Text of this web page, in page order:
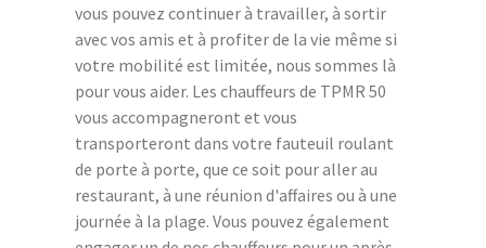
vous pouvez continuer à travailler, à sortir
avec vos amis et à profiter de la vie même si
votre mobilité est limitée, nous sommes là
pour vous aider. Les chauffeurs de TPMR 50
vous accompagneront et vous
transporteront dans votre fauteuil roulant
de porte à porte, que ce soit pour aller au
restaurant, à une réunion d'affaires ou à une
journée à la plage. Vous pouvez également